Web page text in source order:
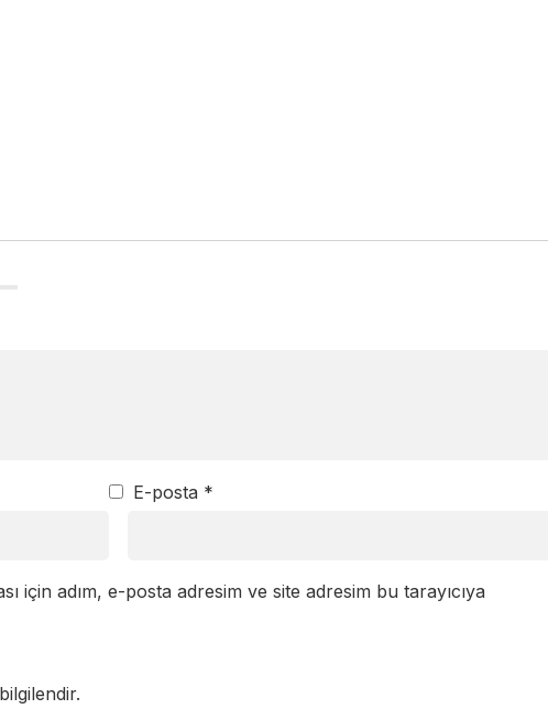
E-posta *
için adım, e-posta adresim ve site adresim bu tarayıcıya